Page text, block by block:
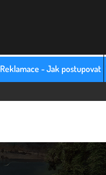
Reklamace - Jak postupovat